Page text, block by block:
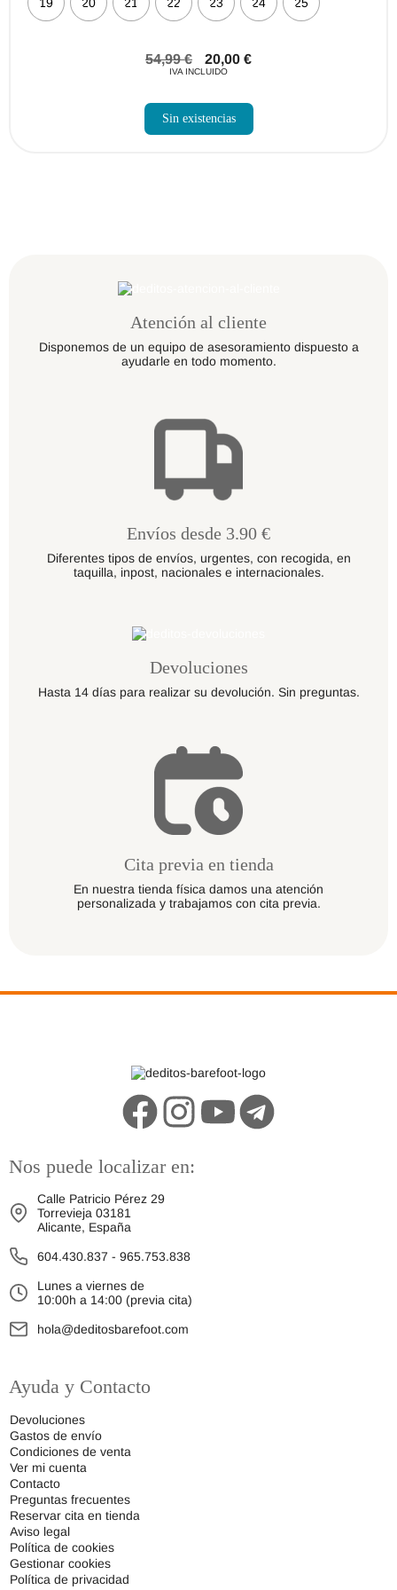
54,99€ 20,00 €
IVA INCLUIDO
Sin existencias
Atención al cliente
Disponemos de un equipo de asesoramiento dispuesto a
ayudarle en todo momento.
Envíos desde 3.90 €
Diferentes tipos de envíos, urgentes, con recogida, en
taquilla, inpost, nacionales e internacionales.
Devoluciones
Hasta 14 días para realizar su devolución. Sin preguntas.
Cita previa en tienda
En nuestra tienda física damos una atención
personalizada y trabajamos con cita previa.
Nos puede localizar en:
Calle Patricio Pérez 29
Torrevieja 03181
Alicante, España
604.430.837 - 965.753.838
Lunes a viernes de
10:00h a 14:00 (previa cita)
hola@deditosbarefoot.com
Ayuda y Contacto
Devoluciones
Gastos de envío
Condiciones de venta
Ver mi cuenta
Contacto
Preguntas frecuentes
Reservar cita en tienda
Aviso legal
Política de cookies
Gestionar cookies
Política de privacidad